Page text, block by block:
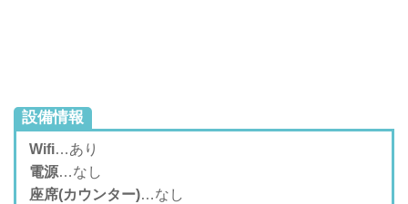
設備情報
Wifi…あり
電源…なし
座席(カウンター)…なし